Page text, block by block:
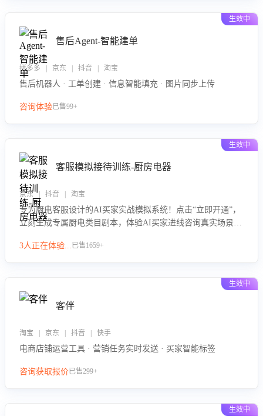
生效中
售后Agent-智能建单
拼多多 | 京东 | 抖音 | 淘宝
售后机器人 · 工单创建 · 信息智能填充 · 图片同步上传
咨询体验已售99+
生效中
客服模拟接待训练-厨房电器
京东 | 抖音 | 淘宝
专为厨电客服设计的AI买家实战模拟系统！点击“立即开通”，
立刻生成专属厨电类目剧本，体验AI买家进线咨询真实场景训
技巧！
3人正在体验...已售1659+
生效中
客伴
淘宝 | 京东 | 抖音 | 快手
电商店铺运营工具 · 营销任务实时发送 · 买家智能标签
咨询获取报价已售299+
生效中